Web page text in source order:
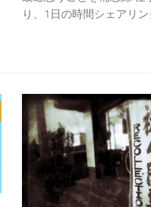
り、1日の時間シェアリン